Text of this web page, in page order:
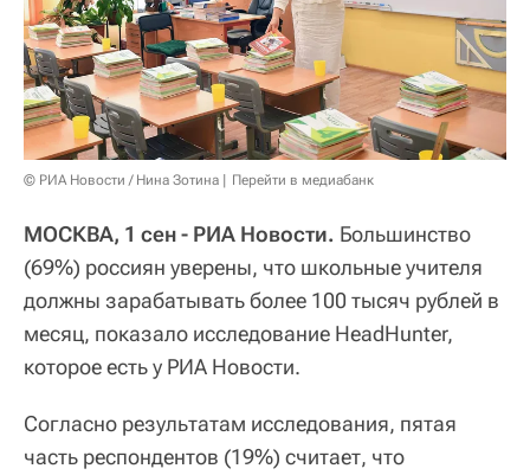
© РИА Новости / Нина Зотина Перейти в медиабанк
МОСКВА, 1 сен - РИА Новости. Большинство
(69%) россиян уверены, что школьные учителя
должны зарабатывать более 100 тысяч рублей в
месяц, показало исследование HeadHunter,
которое есть у РИА Новости.
Согласно результатам исследования, пятая
часть респондентов (19%) считает, что